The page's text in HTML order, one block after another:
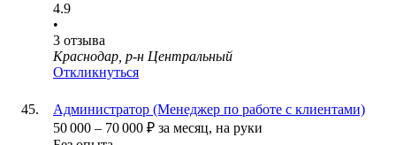
4.9
•
3 отзыва
Краснодар, р-н Центральный
Откликнуться
Администратор (Менеджер по работе с клиентами)
50 000 – 70 000 ₽ за месяц, на руки